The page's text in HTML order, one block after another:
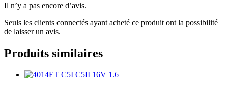
Il n’y a pas encore d’avis.
Seuls les clients connectés ayant acheté ce produit ont la possibilité
de laisser un avis.
Produits similaires